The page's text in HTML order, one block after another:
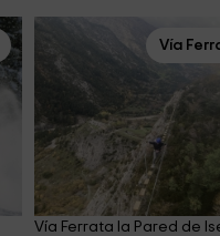
Vía
Vía Ferrata la Pared de